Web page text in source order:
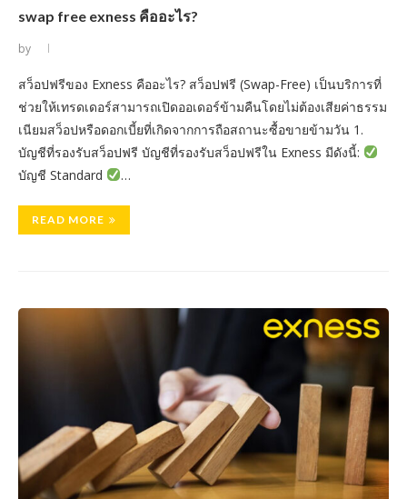
swap free exness คืออะไร?
by
สว็อปฟรีของ Exness คืออะไร? สว็อปฟรี (Swap-Free) เป็นบริการที่
ช่วยให้เทรดเดอร์สามารถเปิดออเดอร์ข้ามคืนโดยไม่ต้องเสียค่าธรรม
เนียมสว็อปหรือดอกเบี้ยที่เกิดจากการถือสถานะซื้อขายข้ามวัน 1.
บัญชีที่รองรับสว็อปฟรี บัญชีที่รองรับสว็อปฟรีใน Exness มีดังนี้:
บัญชี Standard
…
READ MORE